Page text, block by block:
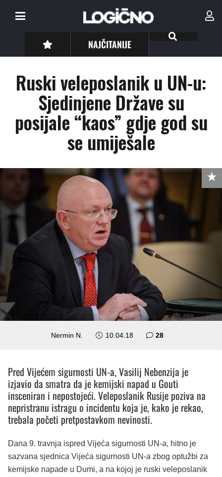
NAJČITANIJE
Ruski veleposlanik u UN-u:
Sjedinjene Države su
posijale “kaos” gdje god su
se umiješale
Nermin N. 10.04.18 28komentara
Pred Vijećem sigurnosti UN-a, Vasilij Nebenzija je
izjavio da smatra da je kemijski napad u Gouti
insceniran i nepostojeći. Veleposlanik Rusije poziva na
nepristranu istragu o incidentu koja je, kako je rekao,
trebala početi pretpostavkom nevinosti.
Dana 9. travnja ispred Vijeća sigurnosti UN-a, hitno je
sazvana sjednica Vijeća sigurnosti UN-a zbog optužbi za
kemijske napade u Dumi, a na kojoj je ruski veleposlanik